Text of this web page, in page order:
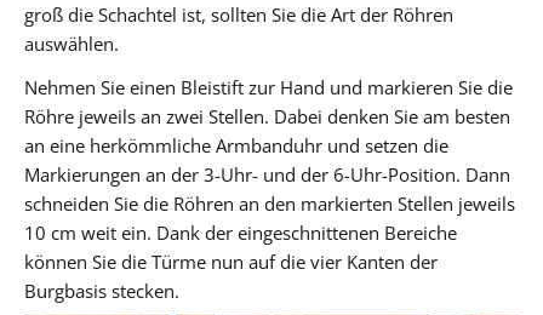
groß die Schachtel ist, sollten Sie die Art der Röhren
auswählen.
Nehmen Sie einen Bleistift zur Hand und markieren Sie die
Röhre jeweils an zwei Stellen. Dabei denken Sie am besten
an eine herkömmliche Armbanduhr und setzen die
Markierungen an der 3-Uhr- und der 6-Uhr-Position. Dann
schneiden Sie die Röhren an den markierten Stellen jeweils
10 cm weit ein. Dank der eingeschnittenen Bereiche
können Sie die Türme nun auf die vier Kanten der
Burgbasis stecken.